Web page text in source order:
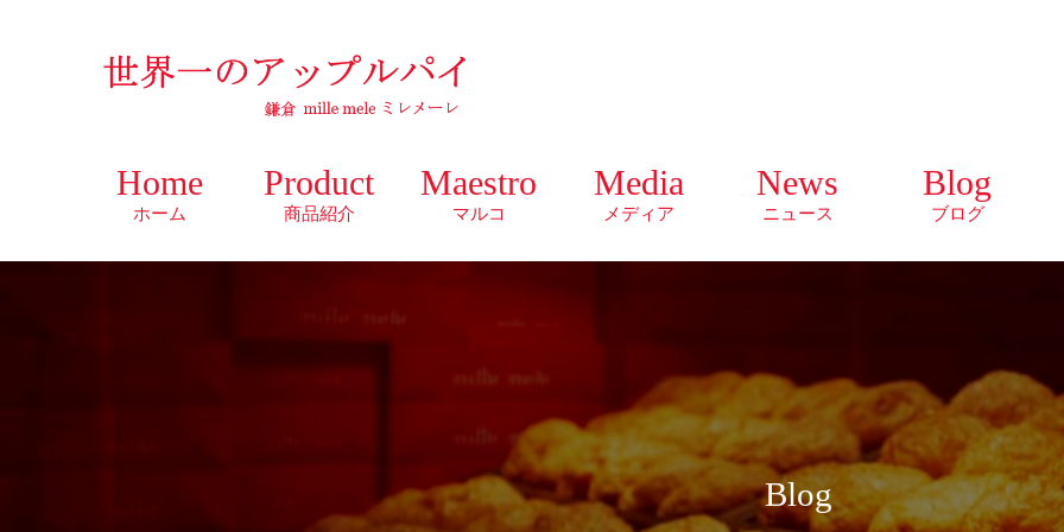
Home
ホーム
Product
商品紹介
Maestro
マルコ
Media
メディア
News
ニュース
Blog
ブログ
Blog